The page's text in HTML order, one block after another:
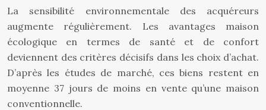
La sensibilité environnementale des acquéreurs
augmente régulièrement. Les avantages maison
écologique en termes de santé et de confort
deviennent des critères décisifs dans les choix d’achat.
D’après les études de marché, ces biens restent en
moyenne 37 jours de moins en vente qu’une maison
conventionnelle.